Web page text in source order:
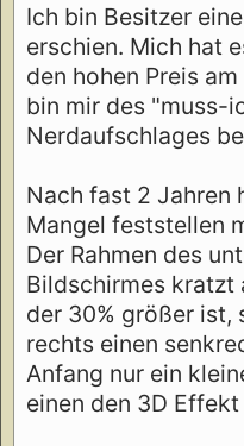
Ich bin Besitzer
erschien. Mich hat
den hohen Preis
bin mir des "muss-
Nerdaufschlages
Nach fast 2 Jahren
Mangel feststellen
Der Rahmen des
Bildschirmes kratzt
der 30% größer ist,
rechts einen
Anfang nur ein
einen den 3D